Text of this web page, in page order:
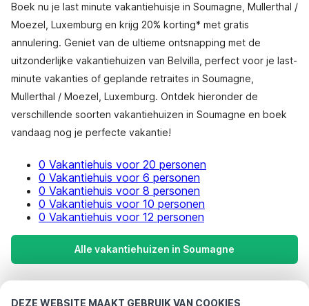
DEZE WEBSITE MAAKT GEBRUIK VAN COOKIES
Boek nu je last minute vakantiehuisje in Soumagne, Mullerthal /
Moezel, Luxemburg en krijg 20% korting* met gratis
annulering. Geniet van de ultieme ontsnapping met de
uitzonderlijke vakantiehuizen van Belvilla, perfect voor je last-
minute vakanties of geplande retraites in Soumagne,
Mullerthal / Moezel, Luxemburg. Ontdek hieronder de
verschillende soorten vakantiehuizen in Soumagne en boek
vandaag nog je perfecte vakantie!
0 Vakantiehuis voor 20 personen
0 Vakantiehuis voor 6 personen
0 Vakantiehuis voor 8 personen
0 Vakantiehuis voor 10 personen
0 Vakantiehuis voor 12 personen
Alle vakantiehuizen in Soumagne
Meest populaire bestemmingen voor